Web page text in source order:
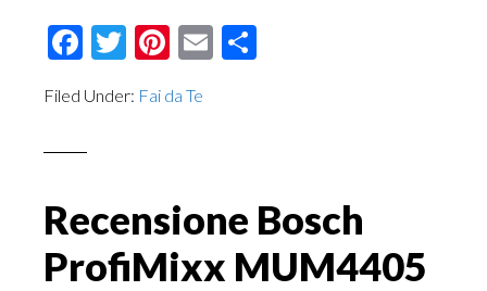
Facebook
Twitter
Pinterest
Email
Filed Under: Fai da Te
Recensione Bosch
ProfiMixx MUM4405